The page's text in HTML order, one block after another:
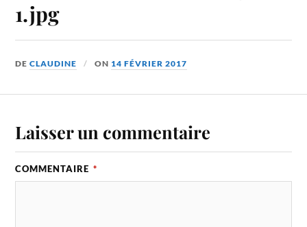
1.jpg
DECLAUDINE ON 14 FÉVRIER 2017
Laisser un commentaire
COMMENTAIRE *